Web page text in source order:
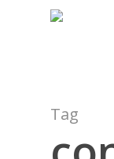
TEST89838
Tag